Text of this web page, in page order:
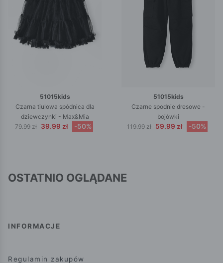
51015kids
Czarna tiulowa spódnica dla
dziewczynki - Max&Mia
79.99 zł
39.99 zł -50%
51015kids
Czarne spodnie dresowe -
bojówki
119.99 zł 59.99 zł -50%
OSTATNIO OGLĄDANE
INFORMACJE
Regulamin zakupów